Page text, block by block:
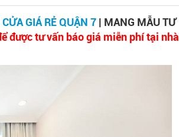
GIÁ RẺ QUẬN 7 | MANG MẪU TƯ
được tư vấn báo giá miễn phí tại nhà